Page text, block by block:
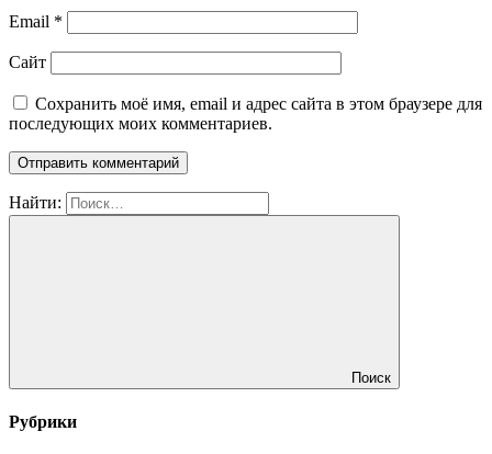
Email *
Сайт
Сохранить моё имя, email и адрес сайта в этом браузере для
последующих моих комментариев.
Найти:
Поиск
Рубрики